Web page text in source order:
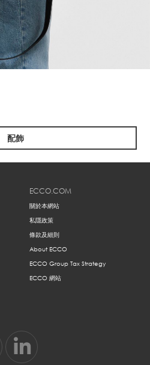
配飾
ECCO.COM
關於本網站
私隱政策
條款及細則
About ECCO
ECCO Group Tax Strategy
ECCO 網站